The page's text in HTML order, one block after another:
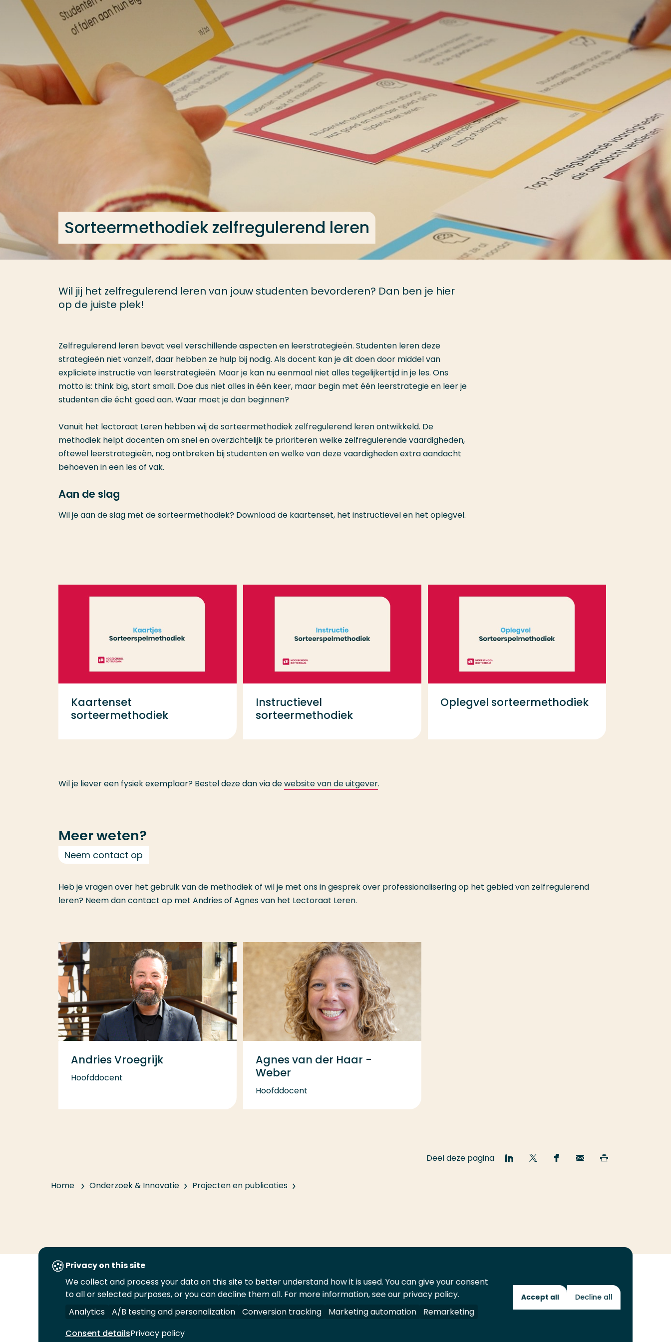
Ga direct naar de content
Sorteermethodiek zelfregulerend leren
Wil jij het zelfregulerend leren van jouw studenten bevorderen? Dan ben je hier
op de juiste plek!
Zelfregulerend leren bevat veel verschillende aspecten en leerstrategieën. Studenten leren deze
strategieën niet vanzelf, daar hebben ze hulp bij nodig. Als docent kan je dit doen door middel van
expliciete instructie van leerstrategieën. Maar je kan nu eenmaal niet alles tegelijkertijd in je les. Ons
motto is: think big, start small. Doe dus niet alles in één keer, maar begin met één leerstrategie en leer je
studenten die écht goed aan. Waar moet je dan beginnen?
Vanuit het lectoraat Leren hebben wij de sorteermethodiek zelfregulerend leren ontwikkeld. De
methodiek helpt docenten om snel en overzichtelijk te prioriteren welke zelfregulerende vaardigheden,
oftewel leerstrategieën, nog ontbreken bij studenten en welke van deze vaardigheden extra aandacht
behoeven in een les of vak.
Aan de slag
Wil je aan de slag met de sorteermethodiek? Download de kaartenset, het instructievel en het oplegvel.
Kaartenset
sorteermethodiek
Instructievel
sorteermethodiek
Oplegvel sorteermethodiek
Wil je liever een fysiek exemplaar? Bestel deze dan via dewebsite van de uitgever.
Meer weten?
Neem contact op
Heb je vragen over het gebruik van de methodiek of wil je met ons in gesprek over professionalisering op het gebied van zelfregulerend
leren? Neem dan contact op met Andries of Agnes van het Lectoraat Leren.
Andries Vroegrijk
Hoofddocent
Agnes van der Haar -
Weber
Hoofddocent
Home Onderzoek & Innovatie Projecten en publicaties
Deel deze pagina
Deel
op
Deel
op
Deel
op
Email
deze deze
Volg
ons
op
Volg
ons
op
Volg
ons
op
Volg
ons
op
Juridisch Security A-Z Index Contact Leveranciers Toekomstmakers
© 2026 Hogeschool Rotterdam. Alle rechten voorbehouden.
Veel gezocht
Opleiding
Privacy on this site
We collect and process your data on this site to better understand how it is used. You can give your consent
to all or selected purposes, or you can decline them all. For more information, see our privacy policy.
Analytics
A/B testing and personalization Conversion tracking Marketing automation Remarketing
Accept all Decline all
Consent detailsPrivacy policy